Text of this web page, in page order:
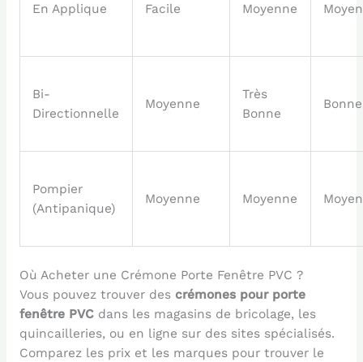
En Applique Facile Moyenne
Bi-
Directionnelle
Moyenne
Très
Bonne
Bonne
Pompier
(Antipanique)
Moyenne Moyenne
Où Acheter une Crémone Porte Fenêtre PVC ?
Vous pouvez trouver des crémones pour porte
fenêtre PVCdans les magasins de bricolage, les
quincailleries, ou en ligne sur des sites spécialisés.
Comparez les prix et les marques pour trouver le